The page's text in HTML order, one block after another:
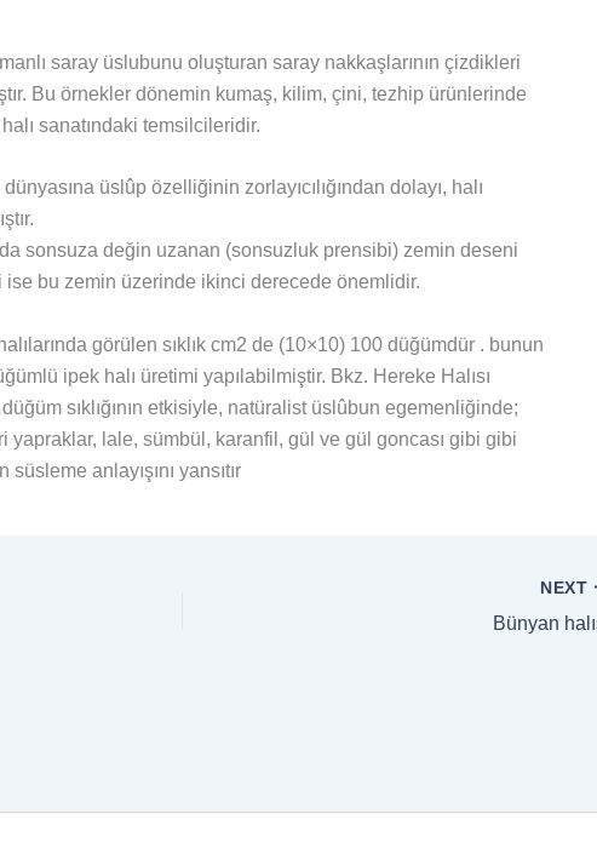
saray üslubunu oluşturan saray nakkaşlarının çizdikleri
Bu örnekler dönemin kumaş, kilim, çini, tezhip ürünlerinde
sanatındaki temsilcileridir.
üslûp özelliğinin zorlayıcılığından dolayı, halı
sonsuza değin uzanan (sonsuzluk prensibi) zemin deseni
ise bu zemin üzerinde ikinci derecede önemlidir.
görülen sıklık cm2 de (10×10) 100 düğümdür . bunun
ipek halı üretimi yapılabilmiştir. Bkz. Hereke Halısı
sıklığının etkisiyle, natüralist üslûbun egemenliğinde;
yapraklar, lale, sümbül, karanfil, gül ve gül goncası gibi gibi
süsleme anlayışını yansıtır
NEXT
Bünyan